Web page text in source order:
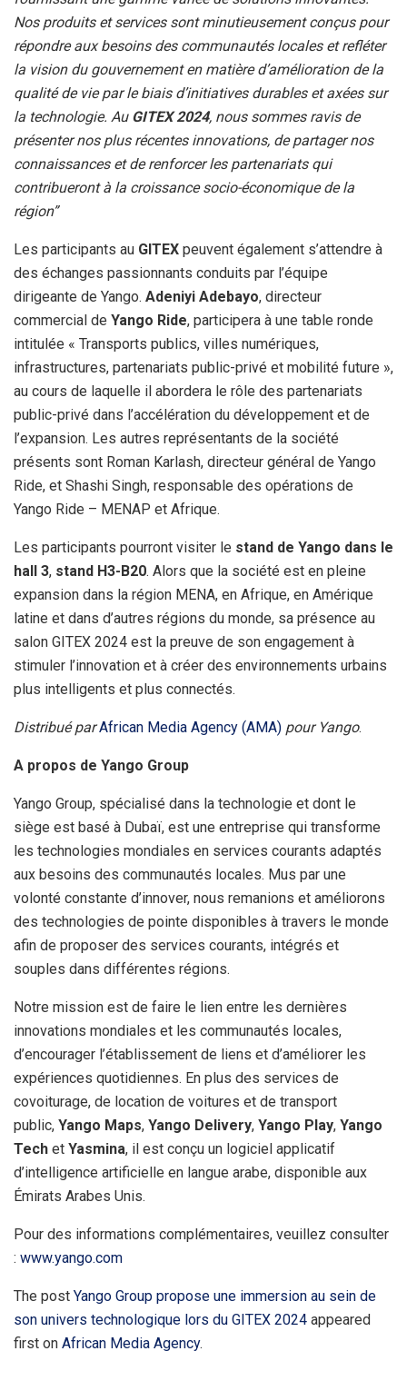
Nos produits et services sont minutieusement conçus pour
répondre aux besoins des communautés locales et refléter
la vision du gouvernement en matière d’amélioration de la
qualité de vie par le biais d’initiatives durables et axées sur
la technologie. Au GITEX 2024, nous sommes ravis de
présenter nos plus récentes innovations, de partager nos
connaissances et de renforcer les partenariats qui
contribueront à la croissance socio-économique de la
région”
Les participants au GITEX peuvent également s’attendre à
des échanges passionnants conduits par l’équipe
dirigeante de Yango. Adeniyi Adebayo, directeur
commercial de Yango Ride, participera à une table ronde
intitulée « Transports publics, villes numériques,
infrastructures, partenariats public-privé et mobilité future »,
au cours de laquelle il abordera le rôle des partenariats
public-privé dans l’accélération du développement et de
l’expansion. Les autres représentants de la société
présents sont Roman Karlash, directeur général de Yango
Ride, et Shashi Singh, responsable des opérations de
Yango Ride – MENAP et Afrique.
Les participants pourront visiter le stand de Yango dans le
hall 3, stand H3-B20. Alors que la société est en pleine
expansion dans la région MENA, en Afrique, en Amérique
latine et dans d’autres régions du monde, sa présence au
salon GITEX 2024 est la preuve de son engagement à
stimuler l’innovation et à créer des environnements urbains
plus intelligents et plus connectés.
Distribué parAfrican Media Agency (AMA) pour Yango.
A propos de Yango Group
Yango Group, spécialisé dans la technologie et dont le
siège est basé à Dubaï, est une entreprise qui transforme
les technologies mondiales en services courants adaptés
aux besoins des communautés locales. Mus par une
volonté constante d’innover, nous remanions et améliorons
des technologies de pointe disponibles à travers le monde
afin de proposer des services courants, intégrés et
souples dans différentes régions.
Notre mission est de faire le lien entre les dernières
innovations mondiales et les communautés locales,
d’encourager l’établissement de liens et d’améliorer les
expériences quotidiennes. En plus des services de
covoiturage, de location de voitures et de transport
public, Yango Maps, Yango Delivery, Yango Play, Yango
Tech et Yasmina, il est conçu un logiciel applicatif
d’intelligence artificielle en langue arabe, disponible aux
Émirats Arabes Unis.
Pour des informations complémentaires, veuillez consulter
: www.yango.com
The post Yango Group propose une immersion au sein de
son univers technologique lors du GITEX 2024 appeared
first on African Media Agency.